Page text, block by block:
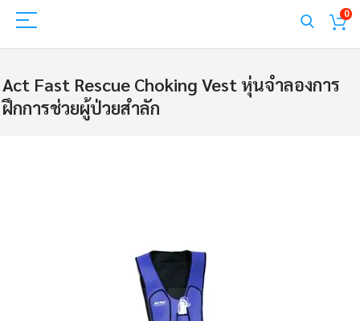
0
Act Fast Rescue Choking Vest หุ่นจำลองการ
ฝึกการช่วยผู้ป่วยสำลัก